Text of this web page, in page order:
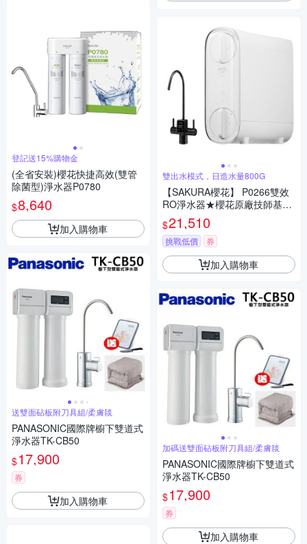
登記送15%購物金
(全省安裝)櫻花快捷高效(雙管
除菌型)淨水器P0780
$8,640
加入購物車
送雙面砧板附刀具組/柔膚毯
PANASONIC國際牌櫥下雙道式
淨水器TK-CB50
$17,900
券
加入購物車
雙出水模式，日造水量800G
【SAKURA櫻花】 P0266雙效
RO淨水器★櫻花原廠技師基本
安裝★
$21,510
挑戰低價 券
加入購物車
加碼送雙面砧板附刀具組/柔膚毯
PANASONIC國際牌櫥下雙道式
淨水器TK-CB50
$17,900
券
加入購物車